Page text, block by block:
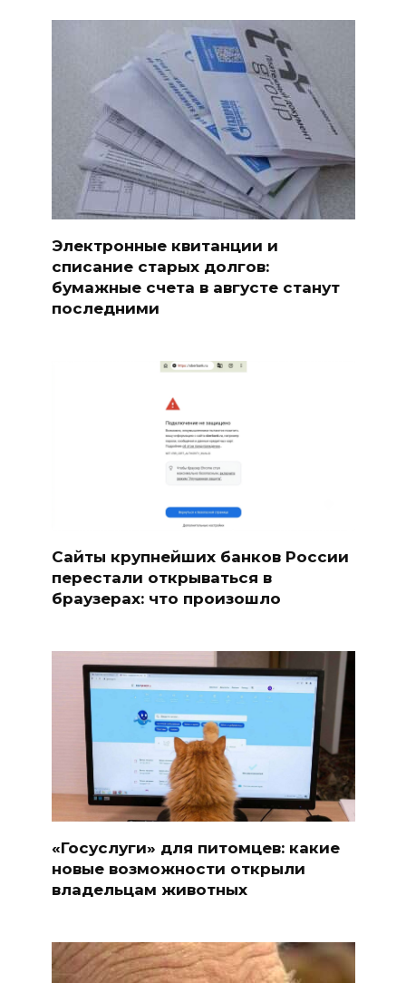
Электронные квитанции и
списание старых долгов:
бумажные счета в августе станут
последними
Сайты крупнейших банков России
перестали открываться в
браузерах: что произошло
«Госуслуги» для питомцев: какие
новые возможности открыли
владельцам животных